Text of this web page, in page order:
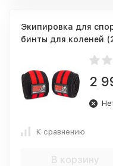
Экипировка для
бинты для коленей
2
К сравнению
В корзину